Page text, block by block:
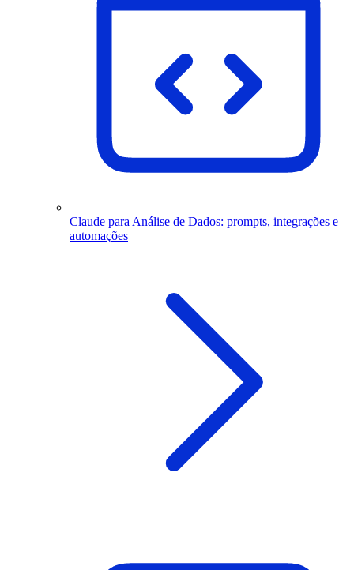
Claude para Análise de Dados: prompts, integrações e
automações